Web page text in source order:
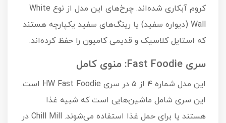
کروم آبکاری شده‌اند. چرخ‌های این مدل از نوع White
Wall (دیواره سفید) یا رینگ‌های سفید یکپارچه هستند
که استایل کلاسیک و قدیمی کامیون را حفظ کرده‌اند.
سری Fast Foodie: منوی کامل
این مدل شماره ۴ از ۵ در سری HW Fast Foodie است.
این سری شامل ماشین‌هایی است که شبیه غذا
هستند یا برای حمل غذا استفاده می‌شوند. Chill Mill در